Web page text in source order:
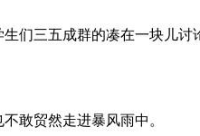
们三五成群的凑在一块儿
敢贸然走进暴风雨中。